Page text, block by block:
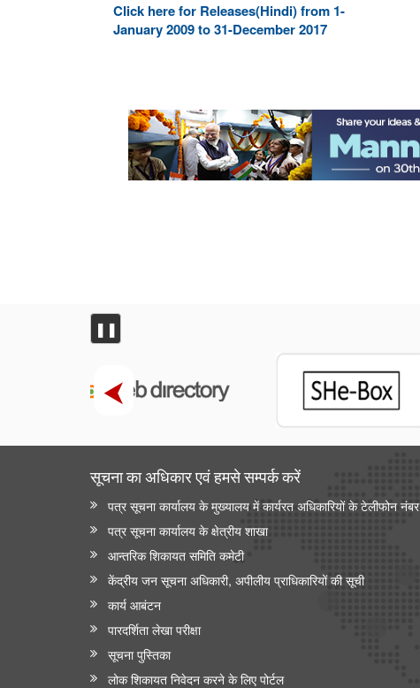
Click here for Releases(Hindi) from 1-
January 2009 to 31-December 2017
❚❚
सूचना का अधिकार एवं हमसे सम्‍पर्क करें
पत्र सूचना कार्यालय के मुख्यालय में कार्यरत अधिकारियों के टेलीफोन नंबर
पत्र सूचना कार्यालय के क्षेत्रीय शाखा
आन्‍तरिक शिकायत समिति कमेटी
केंद्रीय जन सूचना अधिकारी, अपीलीय प्राधिकारियों की सूची
कार्य आबंटन
पारदर्शिता लेखा परीक्षा
सूचना पुस्तिका
लोक शिकायत निवेदन करने के लिए पोर्टल